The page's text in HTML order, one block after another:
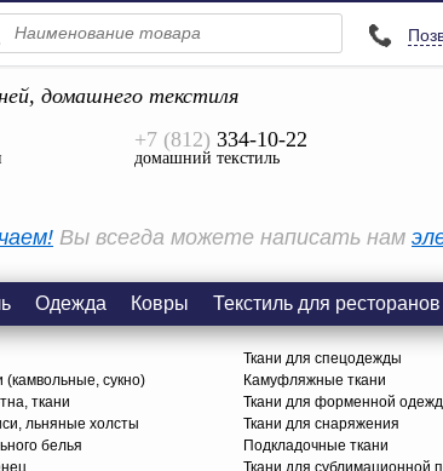
Просмотреть Все
домашнего текстиля
+7 (812) 334-10-22
домашний текстиль
Вы всегда можете написать нам
Одежда Ковры Текстиль для
сукно)
ткани
льняные холсты
белья
Ткани для спецодежды
Камуфляжные ткани
Ткани для форменной
Ткани для снаряжения
Подкладочные ткани
Ткани для сублимационной